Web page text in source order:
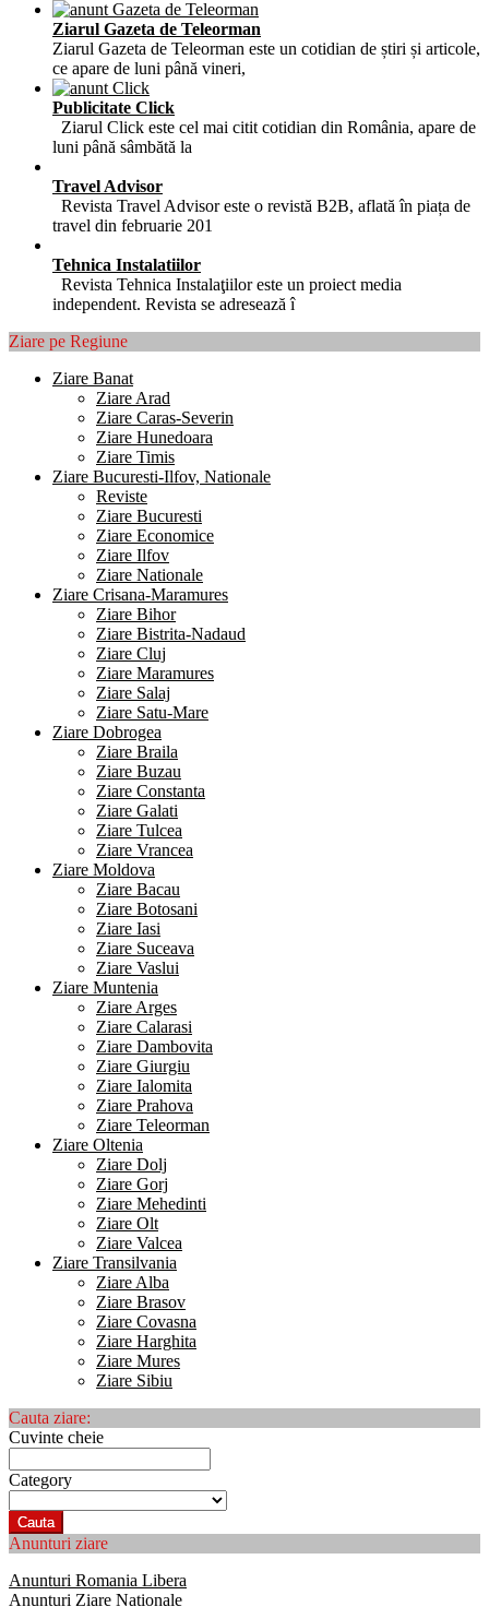
Ziarul Gazeta de Teleorman
Ziarul Gazeta de Teleorman este un cotidian de știri și articole,
ce apare de luni până vineri,
Publicitate Click
Ziarul Click este cel mai citit cotidian din România, apare de
luni până sâmbătă la
Travel Advisor
Revista Travel Advisor este o revistă B2B, aflată în piața de
travel din februarie 201
Tehnica Instalatiilor
Revista Tehnica Instalaţiilor este un proiect media
independent. Revista se adresează î
Ziare pe Regiune
Ziare Banat
Ziare Arad
Ziare Caras-Severin
Ziare Hunedoara
Ziare Timis
Ziare Bucuresti-Ilfov, Nationale
Reviste
Ziare Bucuresti
Ziare Economice
Ziare Ilfov
Ziare Nationale
Ziare Crisana-Maramures
Ziare Bihor
Ziare Bistrita-Nadaud
Ziare Cluj
Ziare Maramures
Ziare Salaj
Ziare Satu-Mare
Ziare Dobrogea
Ziare Braila
Ziare Buzau
Ziare Constanta
Ziare Galati
Ziare Tulcea
Ziare Vrancea
Ziare Moldova
Ziare Bacau
Ziare Botosani
Ziare Iasi
Ziare Suceava
Ziare Vaslui
Ziare Muntenia
Ziare Arges
Ziare Calarasi
Ziare Dambovita
Ziare Giurgiu
Ziare Ialomita
Ziare Prahova
Ziare Teleorman
Ziare Oltenia
Ziare Dolj
Ziare Gorj
Ziare Mehedinti
Ziare Olt
Ziare Valcea
Ziare Transilvania
Ziare Alba
Ziare Brasov
Ziare Covasna
Ziare Harghita
Ziare Mures
Ziare Sibiu
Cauta ziare:
Cuvinte cheie
Category
Cauta
Anunturi ziare
Anunturi Romania Libera
Anunturi Ziare Nationale